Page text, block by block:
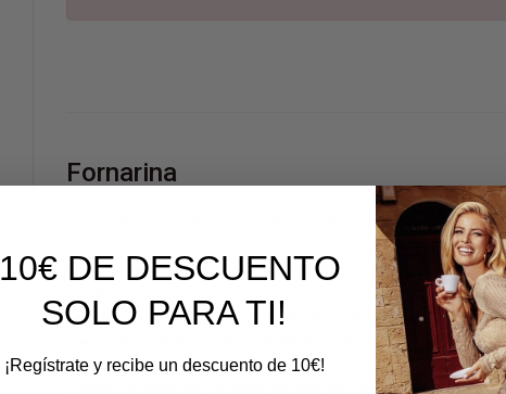
Fornarina
Los zapatos de mujer Fornarina se imponen en los años 90, con un
Extravagantes y cosmopolitas, las zapatillas Fornarina se
La calidad y agrave; Italiano, el diseño característico, su comodidad
También encontrarás zapatillas Fornarina con descuento en Outlet.
DE DESCUENTO
SOLO PARA TI!
¡Regístrate y recibe un descuento de 10€!